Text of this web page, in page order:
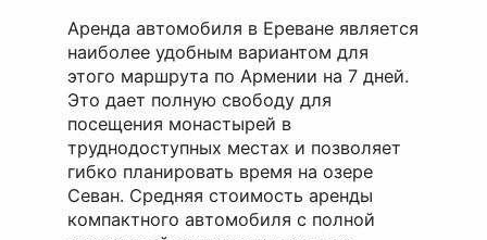
Аренда автомобиля в Ереване является
наиболее удобным вариантом для
этого маршрута по Армении на 7 дней.
Это дает полную свободу для
посещения монастырей в
труднодоступных местах и позволяет
гибко планировать время на озере
Севан. Средняя стоимость аренды
компактного автомобиля с полной